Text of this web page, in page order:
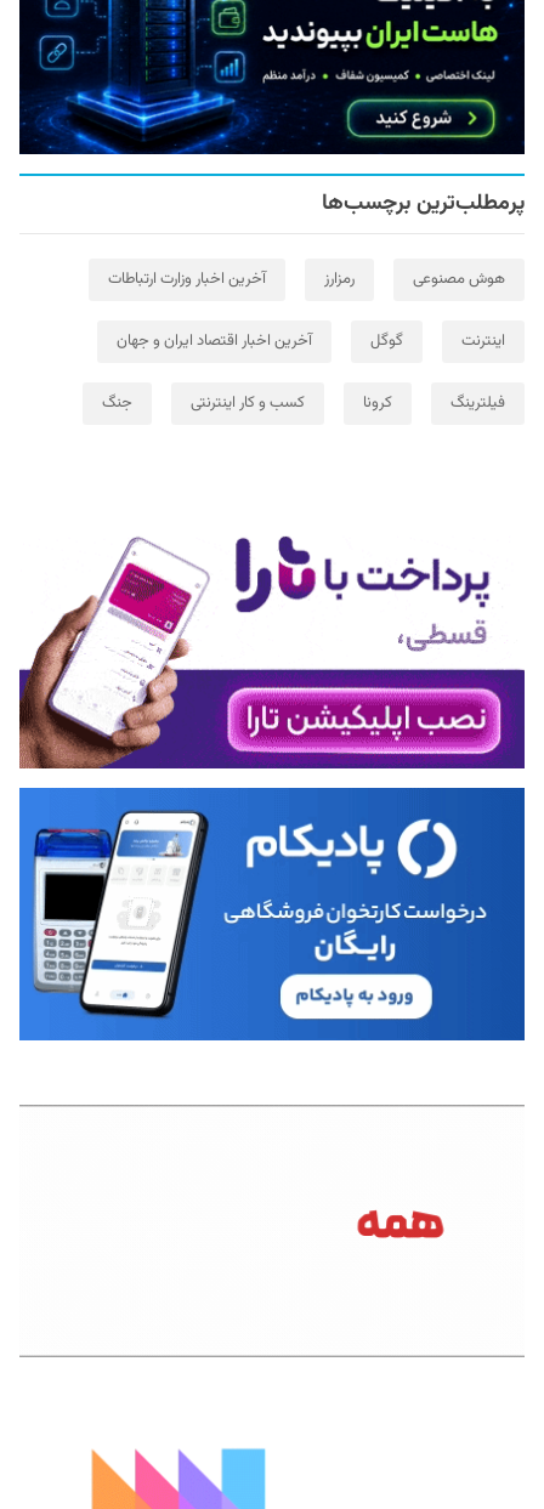
پرمطلب‌ترین برچسب‌ها
هوش مصنوعی رمزارز آخرین اخبار وزارت ارتباطات
اینترنت گوگل آخرین اخبار اقتصاد ایران و جهان
فیلترینگ کرونا کسب و کار اینترنتی جنگ